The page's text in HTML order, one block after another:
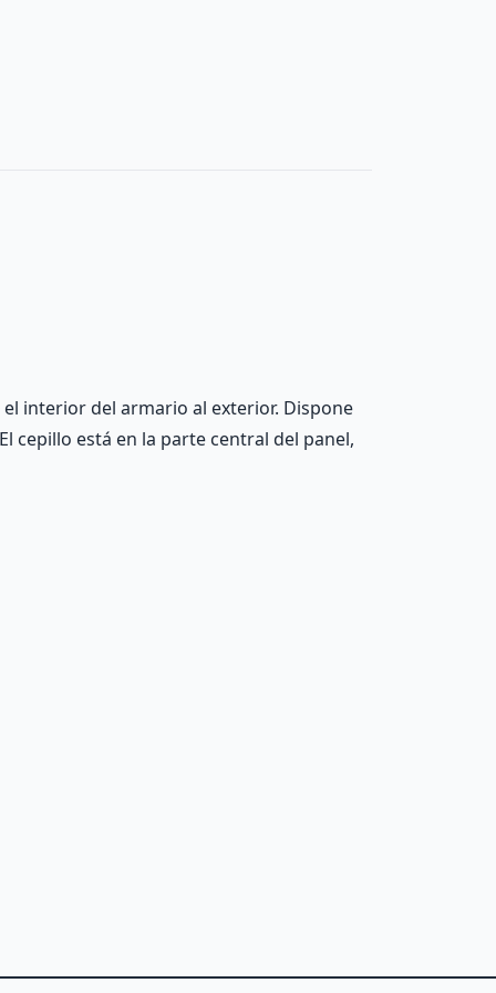
interior del armario al exterior. Dispone
cepillo está en la parte central del panel,